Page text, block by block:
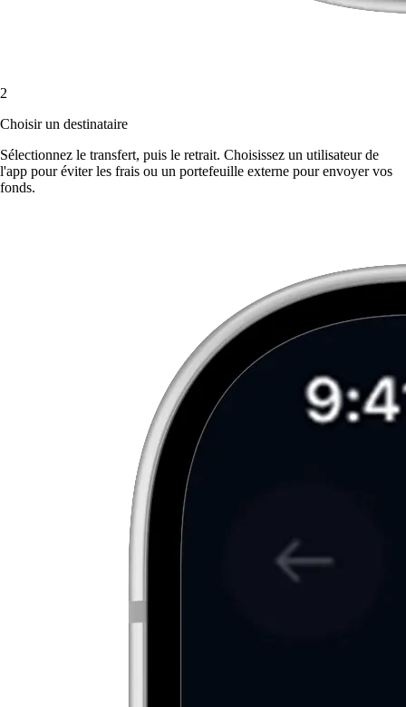
2
Choisir un destinataire
Sélectionnez le transfert, puis le retrait. Choisissez un utilisateur de
l'app pour éviter les frais ou un portefeuille externe pour envoyer vos
fonds.